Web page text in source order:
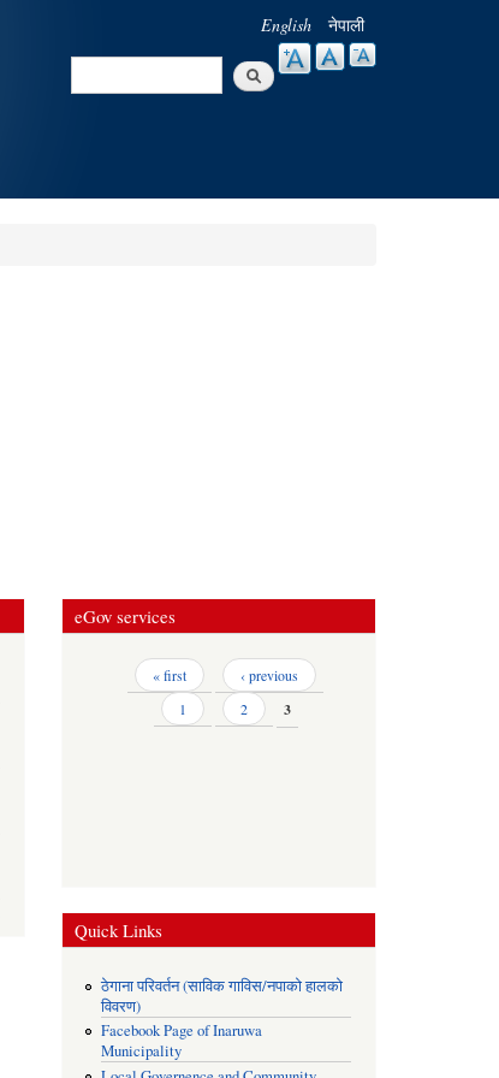
English नेपाली
Search
eGov services
Pages « first
‹ previous
1
2 3
Quick Links
ठेगाना परिवर्तन (साविक गाविस/नपाको हालको
विवरण)
Facebook Page of Inaruwa
Municipality